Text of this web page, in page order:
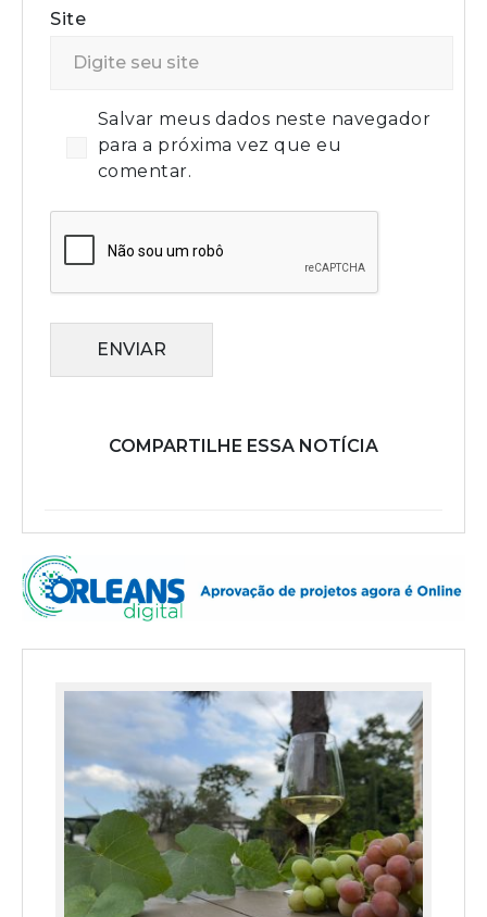
Site
Salvar meus dados neste navegador
para a próxima vez que eu
comentar.
ENVIAR
COMPARTILHE ESSA NOTÍCIA